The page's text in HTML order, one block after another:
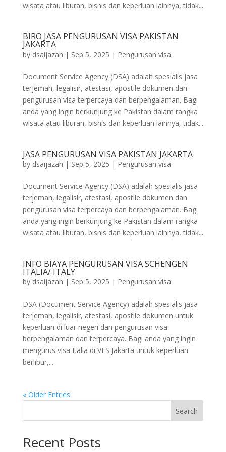
wisata atau liburan, bisnis dan keperluan lainnya, tidak...
BIRO JASA PENGURUSAN VISA PAKISTAN
JAKARTA
by dsaijazah | Sep 5, 2025 | Pengurusan visa
Document Service Agency (DSA) adalah spesialis jasa
terjemah, legalisir, atestasi, apostile dokumen dan
pengurusan visa terpercaya dan berpengalaman. Bagi
anda yang ingin berkunjung ke Pakistan dalam rangka
wisata atau liburan, bisnis dan keperluan lainnya, tidak...
JASA PENGURUSAN VISA PAKISTAN JAKARTA
by dsaijazah | Sep 5, 2025 | Pengurusan visa
Document Service Agency (DSA) adalah spesialis jasa
terjemah, legalisir, atestasi, apostile dokumen dan
pengurusan visa terpercaya dan berpengalaman. Bagi
anda yang ingin berkunjung ke Pakistan dalam rangka
wisata atau liburan, bisnis dan keperluan lainnya, tidak...
INFO BIAYA PENGURUSAN VISA SCHENGEN
ITALIA/ ITALY
by dsaijazah | Sep 5, 2025 | Pengurusan visa
DSA (Document Service Agency) adalah spesialis jasa
terjemah, legalisir, atestasi, apostile dokumen untuk
keperluan di luar negeri dan pengurusan visa
berpengalaman dan terpercaya. Bagi anda yang ingin
mengurus visa Italia di VFS Jakarta untuk keperluan
berlibur,...
« Older Entries
Search
Recent Posts